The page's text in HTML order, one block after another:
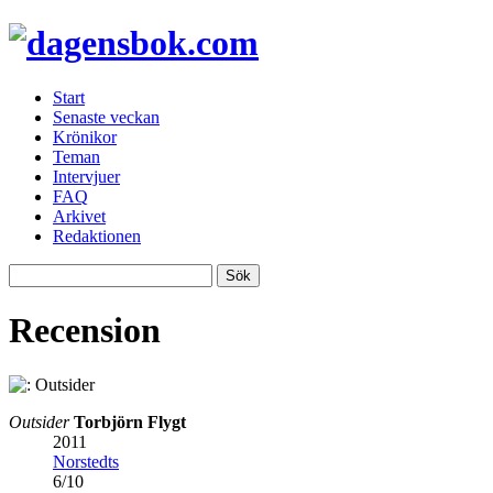
Start
Senaste veckan
Krönikor
Teman
Intervjuer
FAQ
Arkivet
Redaktionen
Recension
Outsider Torbjörn Flygt
2011
Norstedts
6/10